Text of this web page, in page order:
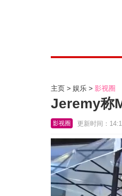
主页 娱乐 影视圈
Jeremy称
影视圈 更新时间：